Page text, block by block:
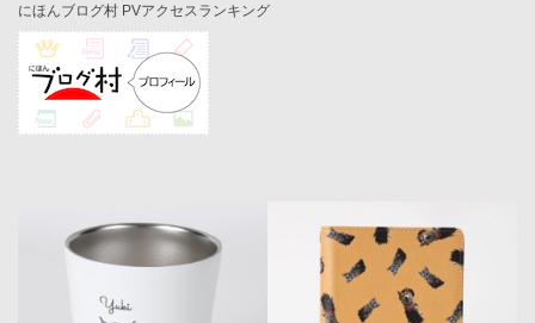
にほんブログ村 PVアクセスランキング